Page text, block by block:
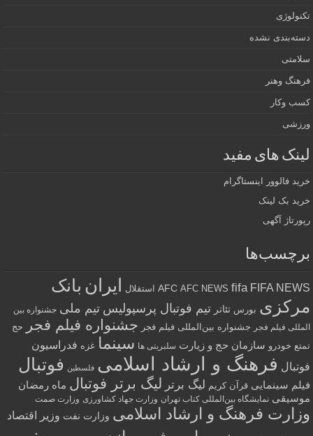
تکنولوژی
دسته‌بندی نشده
سلامتی
فرهنگ وهنر
کسب وکار
ورزشی
لینک های مفید
خرید فالوور اینستاگرام
خرید بک لینک
رپورتاژ آگهی
برچسب‌ها
AFC AFC NEWS fifa FIFA NEWS استقلال ایران بانک
مرکزی بورس تئاتر تیم فوتبال پرسپولیس تیم ملی جشنواره بین
المللی فیلم فجر جشنواره بین‌المللی فیلم فجر جشنواره فیلم فجر
حج
تمتع خودرو سازمان حج و زیارت سلبریتی ها سینما غزه فدراسیون
فوتبال فرهنگ و ارشاد اسلامی فلسطین فوتبال
فیلم سینمایی قرآن کریم لیگ برتر لیگ برتر فوتبال ماه رمضان
موسیقی نمایشگاه بین‌المللی کتاب تهران وزارت جهاد کشاورزی وزارت صمت
وزارت فرهنگ و ارشاد اسلامی وزارت نفت وزیر اقتصاد